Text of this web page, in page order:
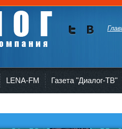
LENA-FM Газета "Диалог-ТВ"